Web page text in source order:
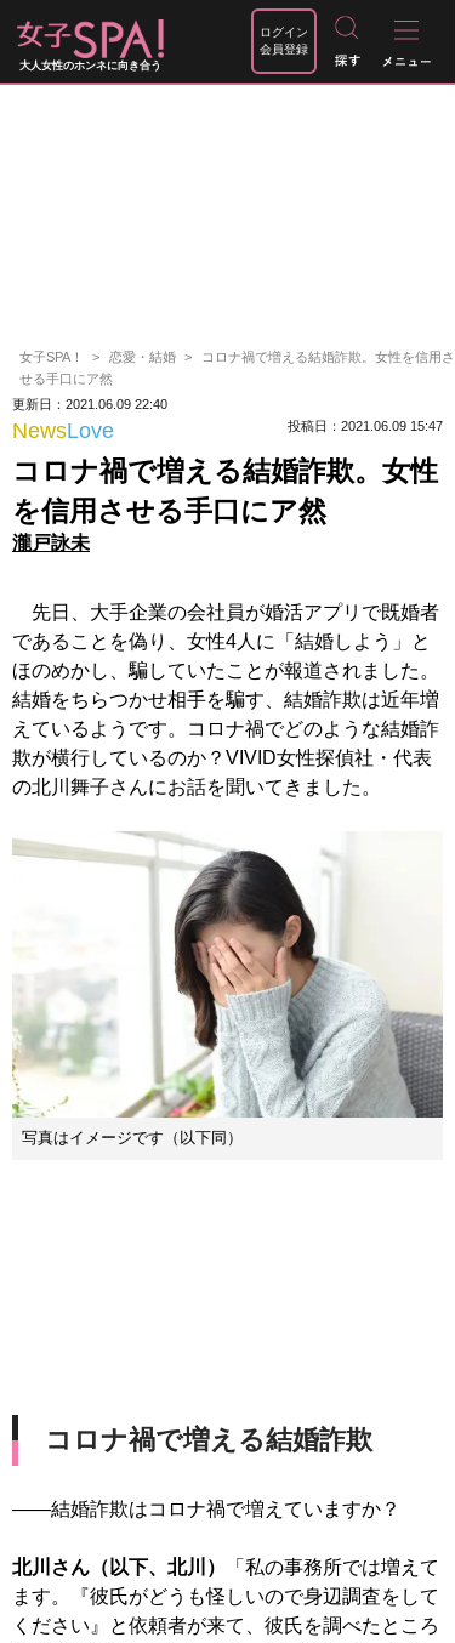
大人女性のホンネに向き合う
ログイン
会員登録
女子SPA！ 恋愛・結婚
コロナ禍で増える結婚詐欺。女性を信用さ
せる手口にア然
更新日：2021.06.09 22:40
NewsLove 投稿日：2021.06.09 15:47
コロナ禍で増える結婚詐欺。女性
を信用させる手口にア然
瀧戸詠未
先日、大手企業の会社員が婚活アプリで既婚者
であることを偽り、女性4人に「結婚しよう」と
ほのめかし、騙していたことが報道されました。
結婚をちらつかせ相手を騙す、結婚詐欺は近年増
えているようです。コロナ禍でどのような結婚詐
欺が横行しているのか？VIVID女性探偵社・代表
の北川舞子さんにお話を聞いてきました。
写真はイメージです（以下同）
コロナ禍で増える結婚詐欺
――結婚詐欺はコロナ禍で増えていますか？
北川さん（以下、北川）
「私の事務所では増えて
ます。『彼氏がどうも怪しいので身辺調査をして
ください』と依頼者が来て、彼氏を調べたところ